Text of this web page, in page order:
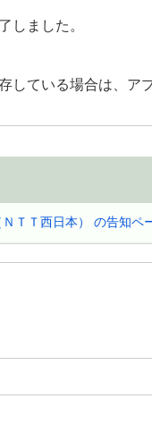
しました。
している場合は、ア
ＴＴ西日本） の告知ペ